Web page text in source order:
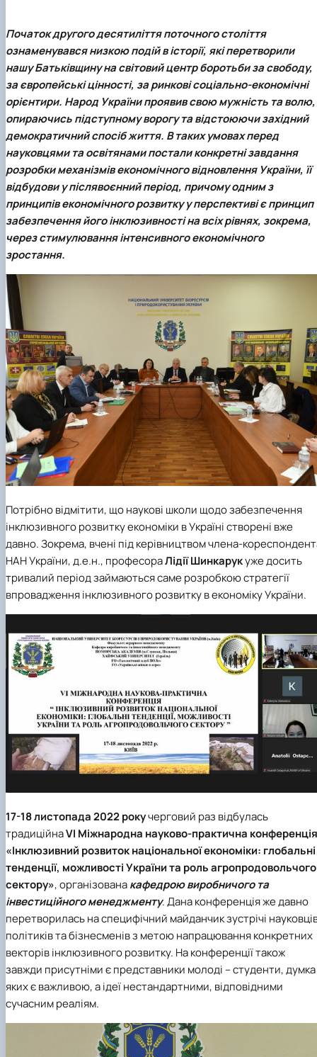
Початок другого десятиліття поточного століття
ознаменувався низкою подій в історії, які перетворили
нашу Батьківщину на світовий центр боротьби за свободу,
за європейські цінності, за ринкові соціально-економічні
орієнтири. Народ України проявив свою мужність та волю,
опираючись підступному ворогу та відстоюючи західний
демократичний спосіб життя. В таких умовах перед
науковцями та освітянами постали конкретні завдання
розробки механізмів економічного відновлення України, її
відбудови у післявоєнний період, причому одним з
принципів економічного розвитку у перспективі є принцип
забезпечення його інклюзивності на всіх рівнях, зокрема,
через стимулювання інтенсивного економічного
зростання.
Потрібно відмітити, що наукові школи щодо забезпечення
інклюзивного розвитку економіки в Україні створені вже
давно. Зокрема, вчені під керівництвом члена-
НАН України, д.е.н., професораЛідії Шинкарукуже досить
тривалий період займаються саме розробкою стратегії
впровадження інклюзивного розвитку в економіку України.
17-18 листопада 2022 рокучерговий раз відбулась
традиційнаVI Міжнародна науково-практична конференція
«Інклюзивний розвиток національної економіки: глобальні
тенденції, можливості України та роль агропродовольчого
сектору», організованакафедрою виробничого та
інвестиційного менеджменту. Дана конференція же давно
перетворилась на специфічний майданчик зустрічі
політиків та бізнесменів з метою напрацювання конкретних
векторів інклюзивного розвитку. На конференції також
завжди присутніми є представники молоді – студенти, думка
яких є важливою, а ідеї нестандартними, відповідними
сучасним реаліям.